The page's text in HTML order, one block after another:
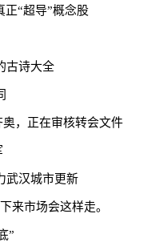
正“超导”概念股
古诗大全
，正在审核转会文件
武汉城市更新
来市场会这样走。
”